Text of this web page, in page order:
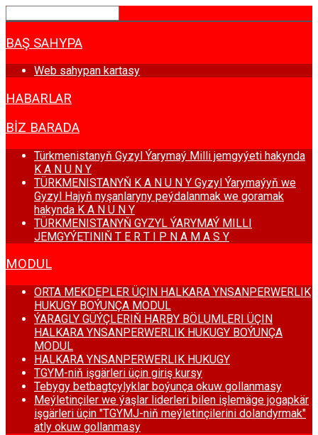
BAŞ SAHYPA
Web sahypan kartasy
HABARLAR
BIZ BARADA
Türkmenistanyň Gyzyl Ýarymaý Milli jemgyýeti hakynda
K A N U N Y
TÜRKMENISTANYŇ K A N U N Y Gyzyl Ýarymaýyň we
Gyzyl Hajyň nyşanlaryny peýdalanmak we goramak
hakynda K A N U N Y
TÜRKMENISTANYŇ GYZYL ÝARYMAÝ MILLI
JEMGYÝETINIŇ T E R T I P N A M A S Y
MODUL
ORTA MEKDEPLER ÜÇIN HALKARA YNSANPERWERLIK
HUKUGY BOÝUNÇA MODUL
ÝARAGLY GÜÝÇLERIŇ HARBY BÖLUMLERI ÜÇIN
HALKARA YNSANPERWERLIK HUKUGY BOÝUNÇA
MODUL
HALKARA YNSANPERWERLIK HUKUGY
TGYM-niň işgärleri üçin giriş kursy
Tebygy betbagtçylyklar boýunça okuw gollanmasy
Meýletinçiler we ýaşlar liderleri bilen işlemäge jogapkär
işgärleri üçin "TGYMJ-niň meýletinçilerini dolandyrmak"
atly okuw gollanmasy